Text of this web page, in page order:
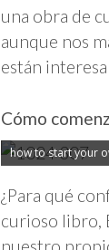
una obra de
aunque nos
están
Cómo
how to start your
¿Para qué
curioso libro,